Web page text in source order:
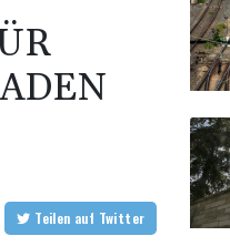
Teilen auf Twitter